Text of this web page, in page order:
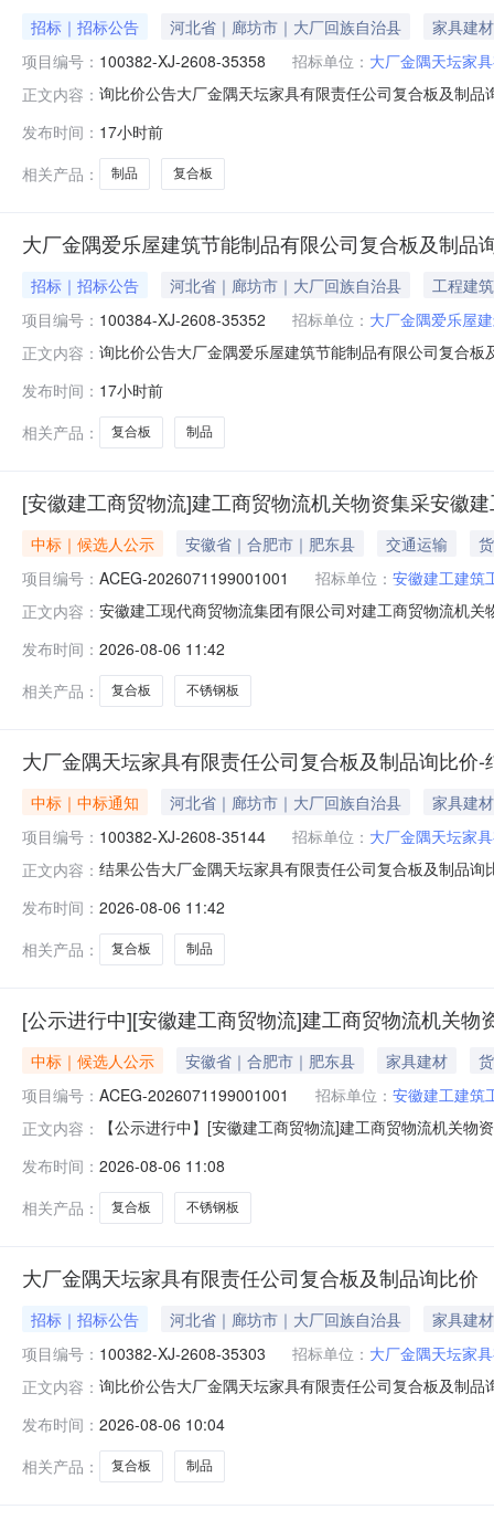
招标｜招标公告 河北省｜廊坊市｜大厂回族自治县
家具建材
项目编号： 100382-XJ-2608-35358 招标单位： 大厂金隅天坛家
正文内容： 询比价公告大厂金隅天坛家具有限责任公司复合板及制
金：元（电汇附言请注明：询比价编号:100382-XJ-
发布时间： 17小时前
相关产品：
制品 复合板
大厂金隅爱乐屋建筑节能制品有限公司复合板及制品
招标｜招标公告 河北省｜廊坊市｜大厂回族自治县
工程建筑
项目编号： 100384-XJ-2608-35352 招标单位： 大厂金隅爱乐屋
正文内容： 询比价公告大厂金隅爱乐屋建筑节能制品有限公司复合
他资质信息：保证金：元（电汇附言请注明：询比价编
发布时间： 17小时前
相关产品：
复合板 制品
[安徽建工商贸物流]建工商贸物流机关物资集采安徽
中标｜候选人公示 安徽省｜合肥市｜肥东县 交通运输
项目编号： ACEG-2026071199001001 招标单位： 安徽建工建筑
正文内容： 安徽建工现代商贸物流集团有限公司对建工商贸物流机
徽建工建筑工业有限公司不锈钢板及复合板采购项目（
科技有
发布时间： 2026-08-06 11:42
相关产品：
复合板 不锈钢板
大厂金隅天坛家具有限责任公司复合板及制品询比价-
中标｜中标通知 河北省｜廊坊市｜大厂回族自治县
家具建材
项目编号： 100382-XJ-2608-35144 招标单位： 大厂金隅天坛家
正文内容： 结果公告大厂金隅天坛家具有限责任公司复合板及制品
格林弗尔全屋智能家居有限责任公司请中选单位与本公
发布时间： 2026-08-06 11:42
相关产品：
复合板 制品
[公示进行中][安徽建工商贸物流]建工商贸物流机关
中标｜候选人公示 安徽省｜合肥市｜肥东县 家具建材
项目编号： ACEG-2026071199001001 招标单位： 安徽建工建筑
正文内容：
【公示进行中】[安徽建工商贸物流]建工商贸物流机关
有关法律、法规要求，现对中标候选人进行公示。特此
板
发布时间： 2026-08-06 11:08
相关产品：
复合板 不锈钢板
大厂金隅天坛家具有限责任公司复合板及制品询比价
招标｜招标公告 河北省｜廊坊市｜大厂回族自治县
家具建材
项目编号： 100382-XJ-2608-35303 招标单位： 大厂金隅天坛家
正文内容： 询比价公告大厂金隅天坛家具有限责任公司复合板及制
金：元（电汇附言请注明：询比价编号:100382-XJ-
发布时间： 2026-08-06 10:04
相关产品：
复合板 制品